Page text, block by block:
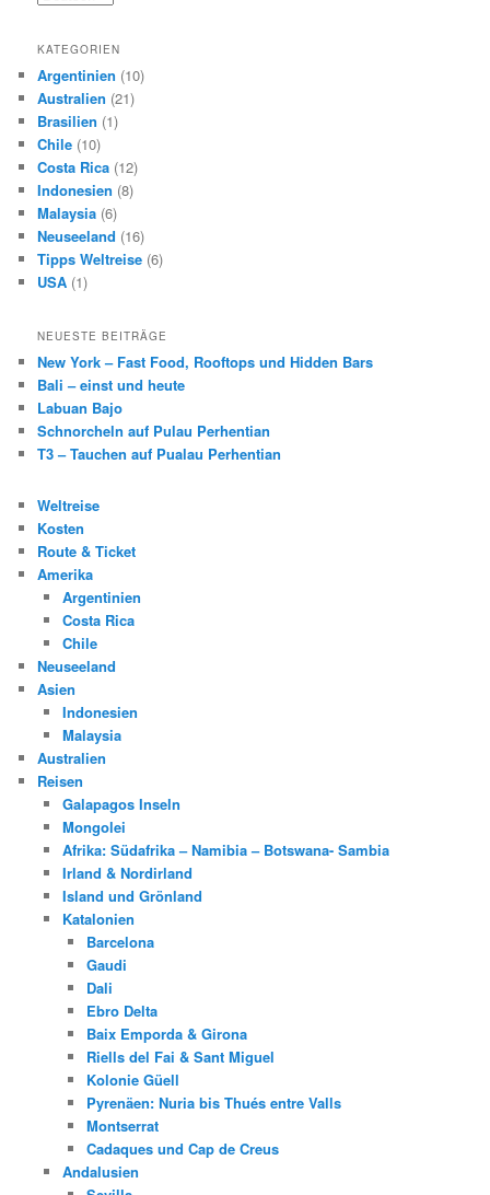
KATEGORIEN
Argentinien (10)
Australien (21)
Brasilien (1)
Chile (10)
Costa Rica (12)
Indonesien (8)
Malaysia (6)
Neuseeland (16)
Tipps Weltreise (6)
USA (1)
NEUESTE BEITRÄGE
New York – Fast Food, Rooftops und Hidden Bars
Bali – einst und heute
Labuan Bajo
Schnorcheln auf Pulau Perhentian
T3 – Tauchen auf Pualau Perhentian
Weltreise
Kosten
Route & Ticket
Amerika
Argentinien
Costa Rica
Chile
Neuseeland
Asien
Indonesien
Malaysia
Australien
Reisen
Galapagos Inseln
Mongolei
Afrika: Südafrika – Namibia – Botswana- Sambia
Irland & Nordirland
Island und Grönland
Katalonien
Barcelona
Gaudi
Dali
Ebro Delta
Baix Emporda & Girona
Riells del Fai & Sant Miguel
Kolonie Güell
Pyrenäen: Nuria bis Thués entre Valls
Montserrat
Cadaques und Cap de Creus
Andalusien